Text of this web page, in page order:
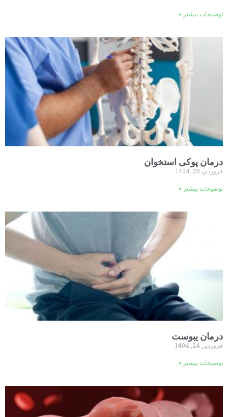
توضیحات بیشتر »
درمان پوکی استخوان
فروردین 25, 1404
توضیحات بیشتر »
درمان یبوست
فروردین 24, 1404
توضیحات بیشتر »